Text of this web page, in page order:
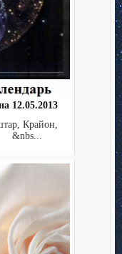
12.05.2013
Крайон,
&nbs...